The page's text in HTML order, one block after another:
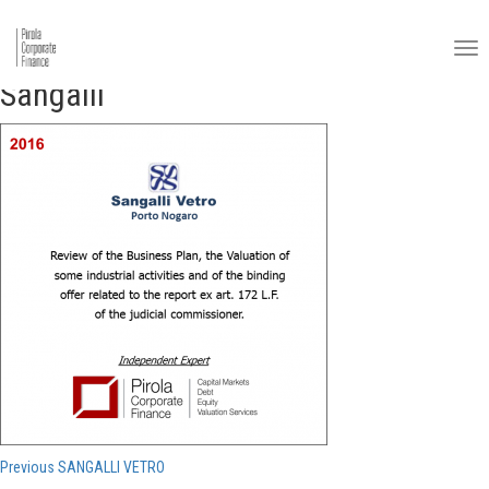
Sangalli
Navigazione
Previous Previous
SANGALLI VETRO